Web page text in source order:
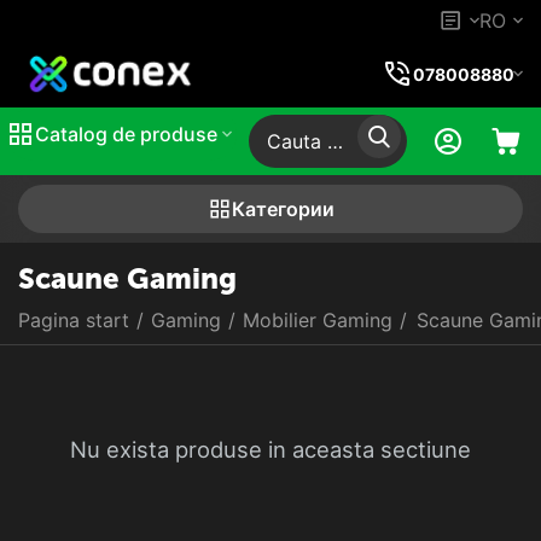
RO
078008880
Catalog de produse
Категории
Scaune Gaming
Pagina start / Gaming / Mobilier Gaming / Scaune
Nu exista produse in aceasta sectiune